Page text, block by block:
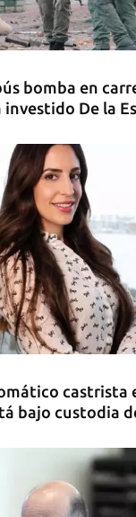
bomba en
investido De la
castrista
bajo custodia